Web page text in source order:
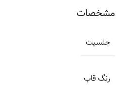
مشخصات
جنسیت
رنگ قاب